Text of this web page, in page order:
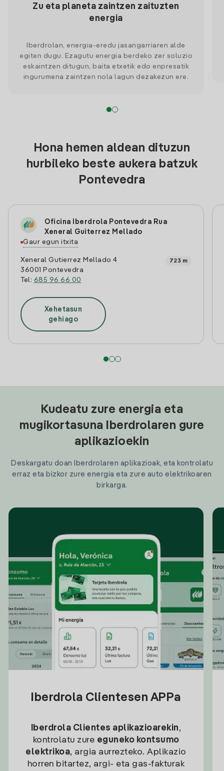
Zu eta planeta zaintzen zaituzten
energia
Iberdrolan, energia-eredu jasangarriaren alde
egiten dugu. Ezagutu energia berdeko zer soluzio
eskaintzen ditugun, baita etxetik edo enpresatik
ingurumena zaintzen nola lagun dezakezun ere.
Hona hemen aldean dituzun
hurbileko beste aukera batzuk
Pontevedra
Oficina Iberdrola Pontevedra Rua
Xeneral Guiterrez Mellado
Gaur egun itxita
Xeneral Gutierrez Mellado 4
36001 Pontevedra
Tel: 685 96 66 00
723 m
Xehetasun
gehiago
Kudeatu zure energia eta
mugikortasuna Iberdrolaren gure
aplikazioekin
Deskargatu doan Iberdrolaren aplikazioak, eta kontrolatu
erraz eta bizkor zure energia eta zure auto elektrikoaren
birkarga.
Iberdrola Clientesen APPa
Iberdrola Clientes aplikazioarekin,
kontrolatu zure eguneko kontsumo
elektrikoa, argia aurrezteko. Aplikazio
horren bitartez, argi- eta gas-fakturak